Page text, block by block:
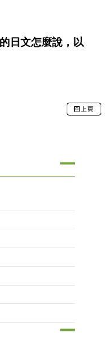
日文怎麼說，以